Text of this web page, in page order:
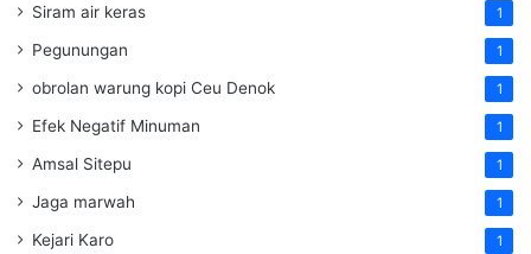
Siram air keras 1
Pegunungan 1
obrolan warung kopi Ceu Denok 1
Efek Negatif Minuman 1
Amsal Sitepu 1
Jaga marwah 1
Kejari Karo 1